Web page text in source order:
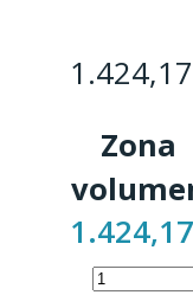
1.424,17
Zona
1.424,17